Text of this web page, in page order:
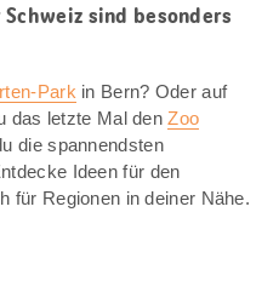
sind besonders
Park in Bern? Oder auf
das letzte Mal denZoo
die spannendsten
Ideen für den
für Regionen in deiner Nähe.